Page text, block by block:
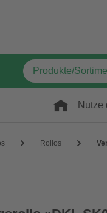
Nutze
Rollos